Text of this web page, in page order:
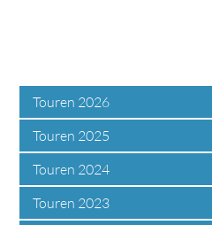
Touren 2026
Touren 2025
Touren 2024
Touren 2023